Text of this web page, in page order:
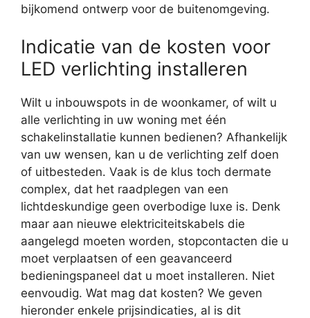
bijkomend ontwerp voor de buitenomgeving.
Indicatie van de kosten voor
LED verlichting installeren
Wilt u inbouwspots in de woonkamer, of wilt u
alle verlichting in uw woning met één
schakelinstallatie kunnen bedienen? Afhankelijk
van uw wensen, kan u de verlichting zelf doen
of uitbesteden. Vaak is de klus toch dermate
complex, dat het raadplegen van een
lichtdeskundige geen overbodige luxe is. Denk
maar aan nieuwe elektriciteitskabels die
aangelegd moeten worden, stopcontacten die u
moet verplaatsen of een geavanceerd
bedieningspaneel dat u moet installeren. Niet
eenvoudig. Wat mag dat kosten? We geven
hieronder enkele prijsindicaties, al is dit